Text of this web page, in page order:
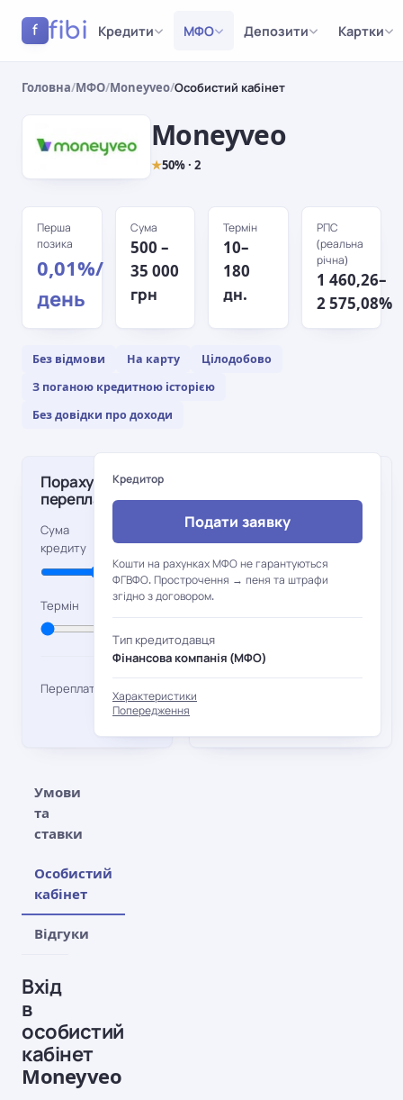
f fibi Кредити МФО Депозити Картки
Головна/МФО/Moneyveo/Особистий кабінет
Moneyveo
★50% · 2
Перша
позика
0,01%/
день
Сума
500 –
35 000
грн
Термін
10–
180
дн.
РПС
(реальна
річна)
1 460,26–
2 575,08%
Без відмови На карту
Цілодобово
З поганою кредитною історією
Без довідки про доходи
Порахувати
переплату
Сума
кредиту
грн
Термін 10 дн.
Переплата
17,75
грн
характеристики
Перша позика
Сума
500 –
35 000
Термін 10–180
Сума
Умови
та
ставки
Особистий
кабінет
Відгуки
Вхід
в
особистий
кабінет
Moneyveo
Кредитор
Подати заявку
Кошти на рахунках МФО не гарантуються
ФГВФО. Прострочення → пеня та штрафи
згідно з договором.
Тип кредитодавця
Фінансова компанія (МФО)
Характеристики
Попередження